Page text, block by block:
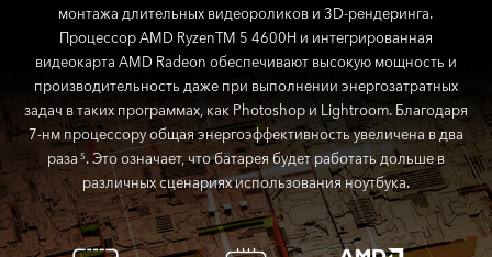
монтажа длительных видеороликов и 3D-рендеринга.
Процессор AMD RyzenTM 5 4600H и интегрированная
видеокарта AMD Radeon обеспечивают высокую мощность и
производительность даже при выполнении энергозатратных
задач в таких программах, как Photoshop и Lightroom. Благодаря
7-нм процессору общая энергоэффективность увеличена в два
раза 5. Это означает, что батарея будет работать дольше в
различных сценариях использования ноутбука.